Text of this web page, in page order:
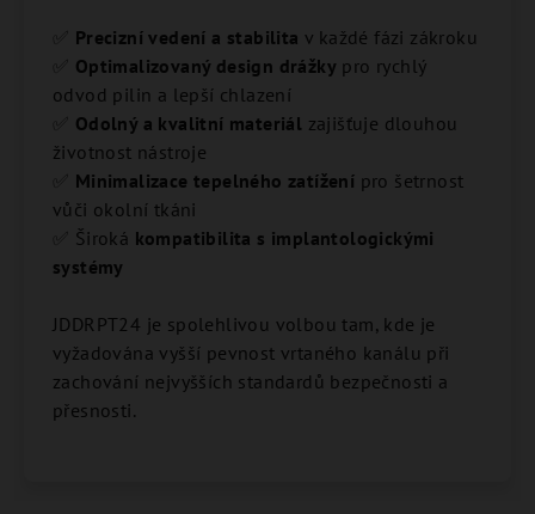
Precizní vedení a stabilita v každé fázi zákroku
Optimalizovaný design drážky pro rychlý
odvod pilin a lepší chlazení
Odolný a kvalitní materiál zajišťuje dlouhou
životnost nástroje
Minimalizace tepelného zatížení pro šetrnost
vůči okolní tkáni
✅ Široká kompatibilita s implantologickými
systémy
JDDRPT24 je spolehlivou volbou tam, kde je
vyžadována vyšší pevnost vrtaného kanálu při
zachování nejvyšších standardů bezpečnosti a
přesnosti.